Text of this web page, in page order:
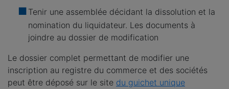
Tenir une assemblée décidant la dissolution et la
nomination du liquidateur. Les documents à
joindre au dossier de modification
Le dossier complet permettant de modifier une
inscription au registre du commerce et des sociétés
peut être déposé sur le site du guichet unique